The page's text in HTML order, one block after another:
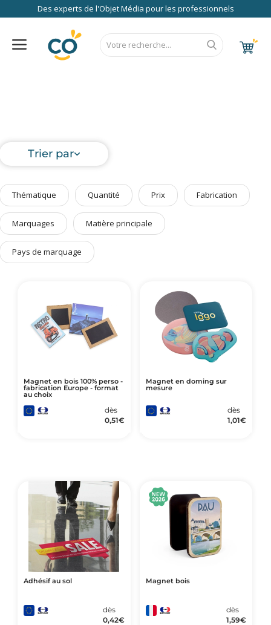
Des experts de l'Objet Média pour les professionnels
Bagageries & Sacs
Etui
Vêtements de Travail
Parapluies & Parasols
Gourmandises
Art de la Table
Bien être & Sécurité
Sports, loisirs & jouets
PLV & Mobiliers Pub
Packaging sur-mesure
Temps Forts de l'Année
Trier par
Thématique Quantité Prix Fabrication
Marquages Matière principale
Pays de marquage
Magnet en bois 100% perso -
fabrication Europe - format
au choix
dès
0,51€
Magnet en doming sur
mesure
dès
1,01€
Adhésif au sol
dès
0,42€
Magnet bois
dès
1,59€